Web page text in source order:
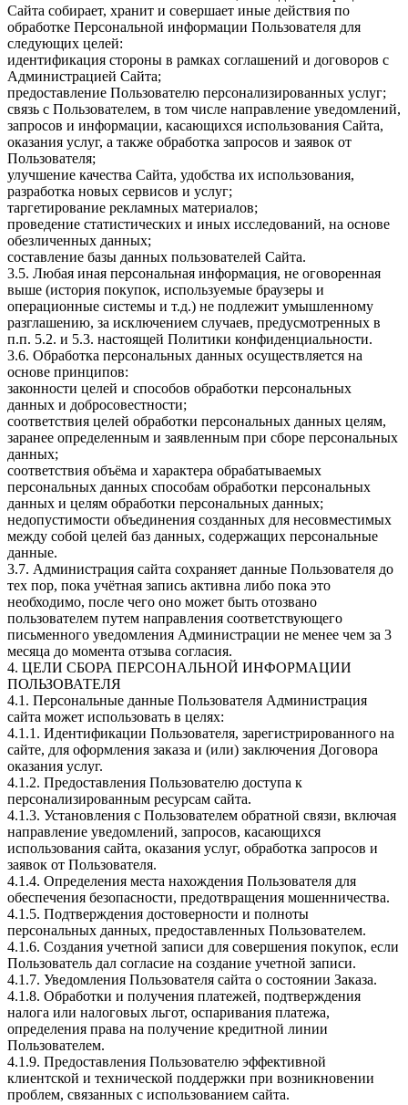
Сайта собирает, хранит и совершает иные действия по
обработке Персональной информации Пользователя для
следующих целей:
идентификация стороны в рамках соглашений и договоров с
Администрацией Сайта;
предоставление Пользователю персонализированных услуг;
связь с Пользователем, в том числе направление уведомлений,
запросов и информации, касающихся использования Сайта,
оказания услуг, а также обработка запросов и заявок от
Пользователя;
улучшение качества Сайта, удобства их использования,
разработка новых сервисов и услуг;
таргетирование рекламных материалов;
проведение статистических и иных исследований, на основе
обезличенных данных;
составление базы данных пользователей Сайта.
3.5. Любая иная персональная информация, не оговоренная
выше (история покупок, используемые браузеры и
операционные системы и т.д.) не подлежит умышленному
разглашению, за исключением случаев, предусмотренных в
п.п. 5.2. и 5.3. настоящей Политики конфиденциальности.
3.6. Обработка персональных данных осуществляется на
основе принципов:
законности целей и способов обработки персональных
данных и добросовестности;
соответствия целей обработки персональных данных целям,
заранее определенным и заявленным при сборе персональных
данных;
соответствия объёма и характера обрабатываемых
персональных данных способам обработки персональных
данных и целям обработки персональных данных;
недопустимости объединения созданных для несовместимых
между собой целей баз данных, содержащих персональные
данные.
3.7. Администрация сайта сохраняет данные Пользователя до
тех пор, пока учётная запись активна либо пока это
необходимо, после чего оно может быть отозвано
пользователем путем направления соответствующего
письменного уведомления Администрации не менее чем за 3
месяца до момента отзыва согласия.
4. ЦЕЛИ СБОРА ПЕРСОНАЛЬНОЙ ИНФОРМАЦИИ
ПОЛЬЗОВАТЕЛЯ
4.1. Персональные данные Пользователя Администрация
сайта может использовать в целях:
4.1.1. Идентификации Пользователя, зарегистрированного на
сайте, для оформления заказа и (или) заключения Договора
оказания услуг.
4.1.2. Предоставления Пользователю доступа к
персонализированным ресурсам сайта.
4.1.3. Установления с Пользователем обратной связи, включая
направление уведомлений, запросов, касающихся
использования сайта, оказания услуг, обработка запросов и
заявок от Пользователя.
4.1.4. Определения места нахождения Пользователя для
обеспечения безопасности, предотвращения мошенничества.
4.1.5. Подтверждения достоверности и полноты
персональных данных, предоставленных Пользователем.
4.1.6. Создания учетной записи для совершения покупок, если
Пользователь дал согласие на создание учетной записи.
4.1.7. Уведомления Пользователя сайта о состоянии Заказа.
4.1.8. Обработки и получения платежей, подтверждения
налога или налоговых льгот, оспаривания платежа,
определения права на получение кредитной линии
Пользователем.
4.1.9. Предоставления Пользователю эффективной
клиентской и технической поддержки при возникновении
проблем, связанных с использованием сайта.